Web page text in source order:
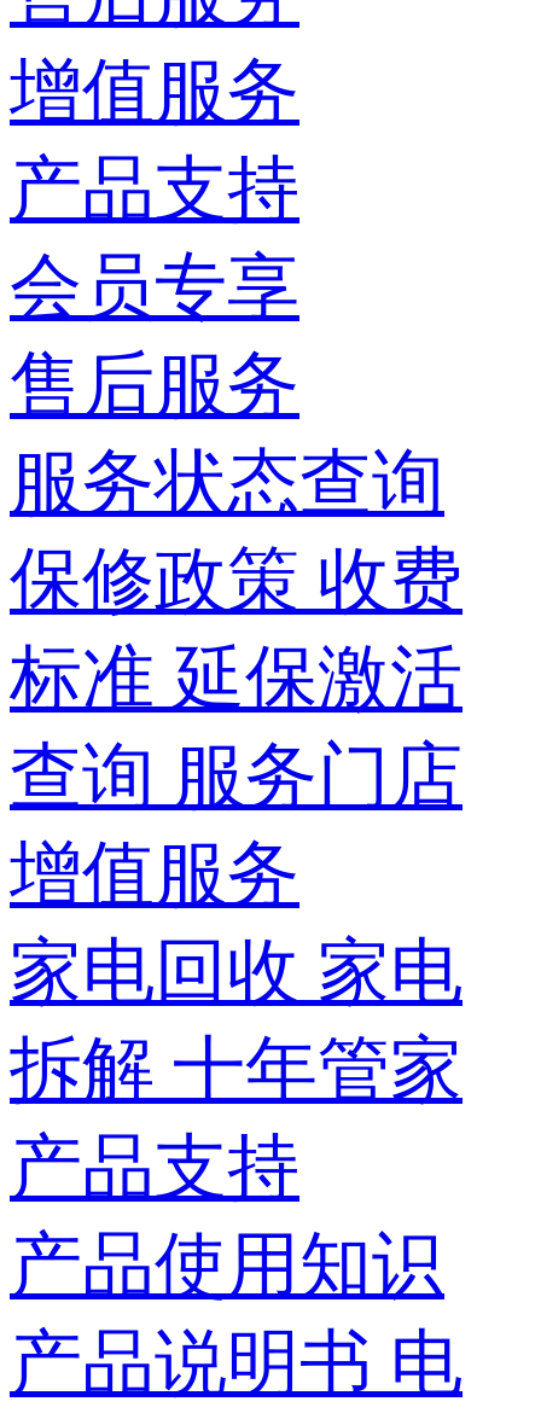
增值服务
产品支持
会员专享
售后服务
服务状态查询
保修政策 收费
标准 延保激活
查询 服务门店
增值服务
家电回收 家电
拆解 十年管家
产品支持
产品使用知识
产品说明书 电